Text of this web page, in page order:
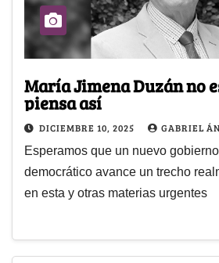
María Jimena Duzán no
piensa así
DICIEMBRE 10, 2025 GABRIEL
Esperamos que un nuevo
democrático avance un trecho
en esta y otras materias urgentes